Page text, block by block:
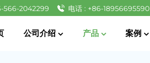
566-2042299 电话 : +86-18956695590
公司介绍 产品 案例